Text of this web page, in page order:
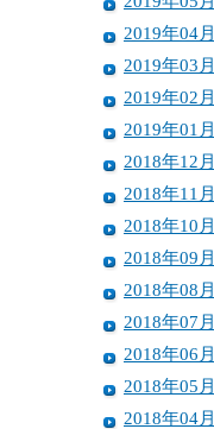
2019年04月
2019年03月
2019年02月
2019年01月
2018年12月
2018年11月
2018年10月
2018年09月
2018年08月
2018年07月
2018年06月
2018年05月
2018年04月